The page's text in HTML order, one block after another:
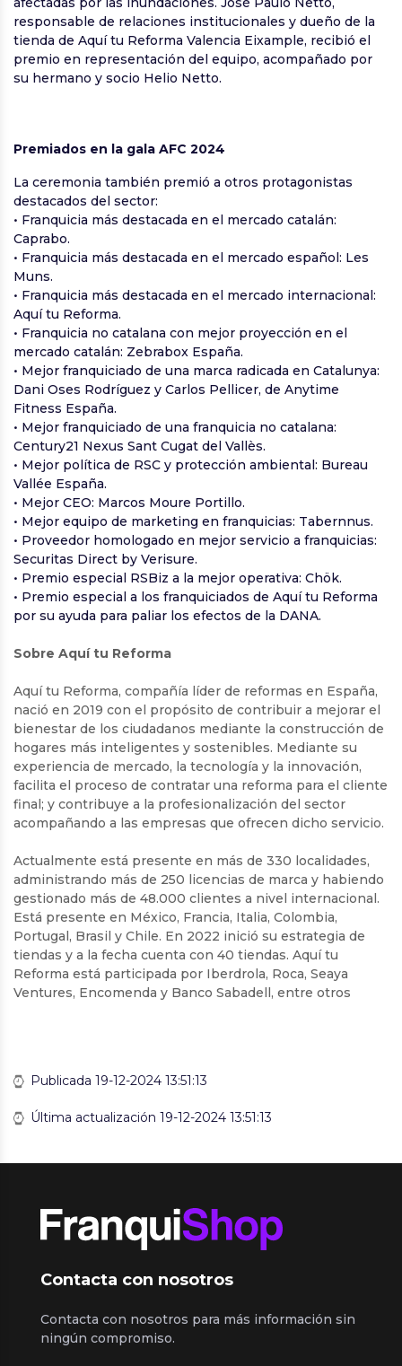
responsable de relaciones institucionales y dueño de la
tienda de Aquí tu Reforma Valencia Eixample, recibió el
premio en representación del equipo, acompañado por
su hermano y socio Helio Netto.
Premiados en la gala AFC 2024
La ceremonia también premió a otros protagonistas
destacados del sector:
• Franquicia más destacada en el mercado catalán:
Caprabo.
• Franquicia más destacada en el mercado español: Les
Muns.
• Franquicia más destacada en el mercado internacional:
Aquí tu Reforma.
• Franquicia no catalana con mejor proyección en el
mercado catalán: Zebrabox España.
• Mejor franquiciado de una marca radicada en Catalunya:
Dani Oses Rodríguez y Carlos Pellicer, de Anytime
Fitness España.
• Mejor franquiciado de una franquicia no catalana:
Century21 Nexus Sant Cugat del Vallès.
• Mejor política de RSC y protección ambiental: Bureau
Vallée España.
• Mejor CEO: Marcos Moure Portillo.
• Mejor equipo de marketing en franquicias: Tabernnus.
• Proveedor homologado en mejor servicio a franquicias:
Securitas Direct by Verisure.
• Premio especial RSBiz a la mejor operativa: Chök.
• Premio especial a los franquiciados de Aquí tu Reforma
por su ayuda para paliar los efectos de la DANA.
Sobre Aquí tu Reforma
Aquí tu Reforma, compañía líder de reformas en España,
nació en 2019 con el propósito de contribuir a mejorar el
bienestar de los ciudadanos mediante la construcción de
hogares más inteligentes y sostenibles. Mediante su
experiencia de mercado, la tecnología y la innovación,
facilita el proceso de contratar una reforma para el cliente
final; y contribuye a la profesionalización del sector
acompañando a las empresas que ofrecen dicho servicio.
Actualmente está presente en más de 330 localidades,
administrando más de 250 licencias de marca y habiendo
gestionado más de 48.000 clientes a nivel internacional.
Está presente en México, Francia, Italia, Colombia,
Portugal, Brasil y Chile. En 2022 inició su estrategia de
tiendas y a la fecha cuenta con 40 tiendas. Aquí tu
Reforma está participada por Iberdrola, Roca, Seaya
Ventures, Encomenda y Banco Sabadell, entre otros
Publicada 19-12-2024 13:51:13
Última actualización 19-12-2024 13:51:13
Contacta con nosotros
Contacta con nosotros para más información sin
ningún compromiso.